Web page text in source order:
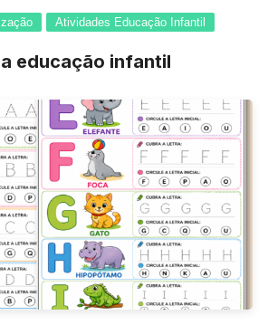
Atividades Educação Infantil
educação infantil